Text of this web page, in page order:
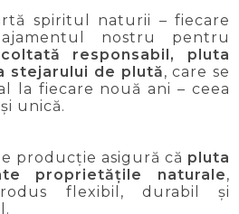
spiritul naturii – fiecare
nostru pentru
responsabil, pluta
stejarului de plută, care se
la fiecare nouă ani – ceea
unică.
producție asigură că pluta
proprietățile naturale,
flexibil, durabil și